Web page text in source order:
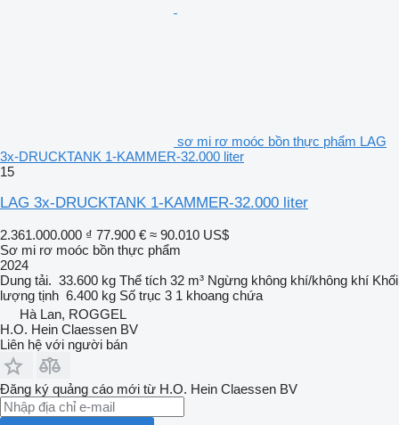
sơ mi rơ moóc bồn thực phẩm LAG
3x-DRUCKTANK 1-KAMMER-32.000 liter
15
LAG 3x-DRUCKTANK 1-KAMMER-32.000 liter
2.361.000.000 ₫ 77.900 € ≈ 90.010 US$
Sơ mi rơ moóc bồn thực phẩm
2024
Dung tải. 33.600 kg Thể tích 32 m³ Ngừng không khí/không khí Khối
lượng tịnh 6.400 kg Số trục 3 1 khoang chứa
Hà Lan, ROGGEL
H.O. Hein Claessen BV
Liên hệ với người bán
Đăng ký quảng cáo mới từ H.O. Hein Claessen BV